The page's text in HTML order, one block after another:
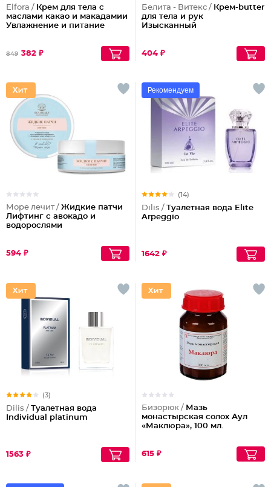
Elfora / Крем для тела с
маслами какао и макадамии
Увлажнение и питание
849 382 ₽
Белита - Витекс / Крем-butter
для тела и рук
Изысканный
404 ₽
Море лечит / Жидкие патчи
Лифтинг с авокадо и
водорослями
594 ₽
Рекомендуем
(14)
Dilis / Туалетная вода Elite
Arpeggio
1642 ₽
(3)
Dilis / Туалетная вода
Individual platinum
1563 ₽
Бизорюк / Мазь
монастырская солох Аул
«Маклюра», 100 мл.
615 ₽